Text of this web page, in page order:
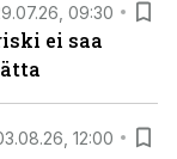
09:30
ei saa
12:00